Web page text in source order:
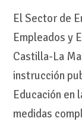
El Sector de
Empleados y
Castilla-La
instrucción
Educación en
medidas